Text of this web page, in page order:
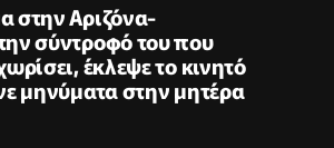
στην Αριζόνα-
σύντροφό του που
έκλεψε το κινητό
μηνύματα στην μητέρα